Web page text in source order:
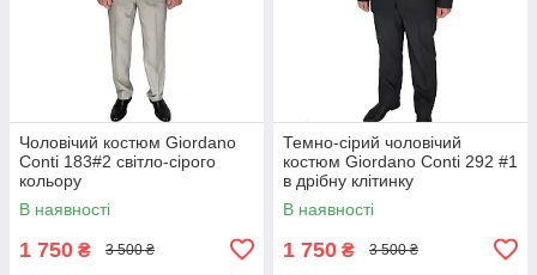
Чоловічий костюм Giordano
Conti 183#2 світло-сірого
кольору
В наявності
1 750 ₴ 3 500 ₴
Темно-сірий чоловічий
костюм Giordano Conti 292 #1
в дрібну клітинку
В наявності
1 750 ₴ 3 500 ₴